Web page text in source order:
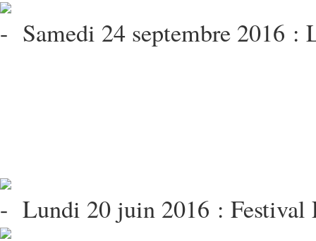
Samedi 24 septembre 2016 :
Lundi 20 juin 2016 : Festival